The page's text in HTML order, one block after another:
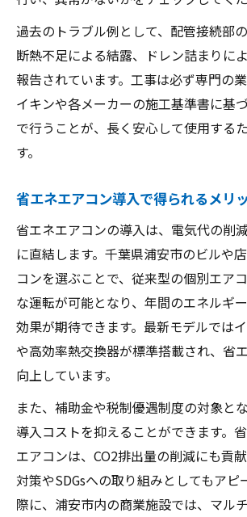
過去のトラブル例として、配管接続部
断熱不足による結露、ドレン詰まりに
報告されています。工事は必ず専門の
イキンや各メーカーの施工基準書に基
で行うことが、長く安心して使用する
す。
省エネエアコン導入で得られるメリ
省エネエアコンの導入は、電気代の削
に直結します。千葉県浦安市のビルや
コンを選ぶことで、従来型の個別エア
な運転が可能となり、年間のエネルギ
効果が期待できます。最新モデルでは
や高効率熱交換器が標準搭載され、省
向上しています。
また、補助金や税制優遇制度の対象と
導入コストを抑えることができます。
エアコンは、CO2排出量の削減にも貢
対策やSDGsへの取り組みとしてもアピ
際に、浦安市内の商業施設では、マル